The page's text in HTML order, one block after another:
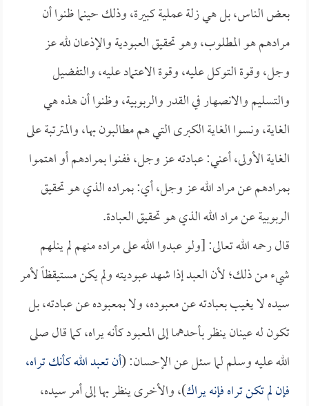
بعض الناس، بل هي زلة عملية كبيرة، وذلك حينما ظنوا أن
مرادهم هو المطلوب، وهو تحقيق العبودية والإذعان لله عز
وجل، وقوة التوكل عليه، وقوة الاعتماد عليه، والتفضيل
والتسليم والانصهار في القدر والربوبية، وظنوا أن هذه هي
الغاية، ونسوا الغاية الكبرى التي هم مطالبون بها، والمترتبة على
الغاية الأولى، أعني: عبادته عز وجل، ففنوا بمرادهم أو اهتموا
بمرادهم عن مراد الله عز وجل، أي: بمراده الذي هو تحقيق
الربوبية عن مراد الله الذي هو تحقيق العبادة.
قال رحمه الله تعالى: [ولو عبدوا الله على مراده منهم لم ينلهم
شيء من ذلك؛ لأن العبد إذا شهد عبوديته ولم يكن مستيقظاً لأمر
سيده لا يغيب بعبادته عن معبوده، ولا بمعبوده عن عبادته، بل
تكون له عينان ينظر بأحدهما إلى المعبود كأنه يراه، كما قال صلى
الله عليه وسلم لما سئل عن الإحسان: (أن تعبد الله كأنك تراه،
فإن لم تكن تراه فإنه يراك)، والأخرى ينظر بها إلى أمر سيده،